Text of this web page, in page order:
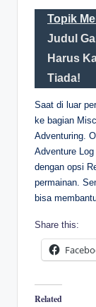
Topik
Judul
Harus
Tiada!
Saat di luar
ke bagian
Adventuring.
Adventure
dengan opsi
permainan.
bisa
Share this:
Related